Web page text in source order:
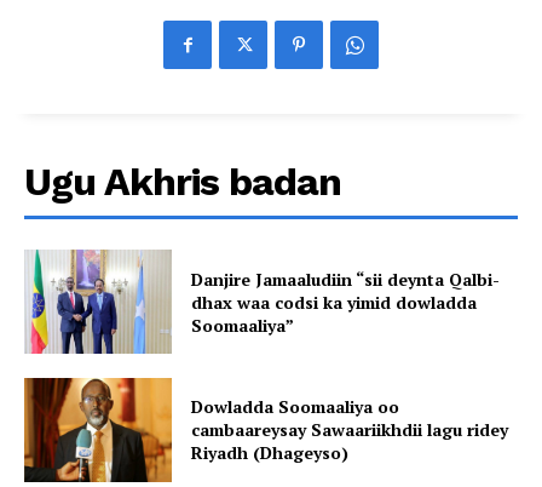
Ugu Akhris badan
Danjire Jamaaludiin “sii deynta Qalbi-
dhax waa codsi ka yimid dowladda
Soomaaliya”
Dowladda Soomaaliya oo
cambaareysay Sawaariikhdii lagu ridey
Riyadh (Dhageyso)